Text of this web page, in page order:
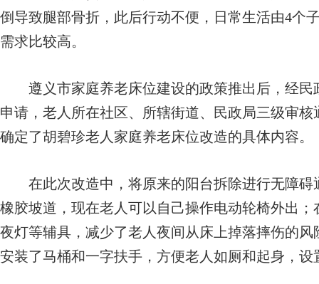
倒导致腿部骨折，此后行动不便，日常生活由4个
需求比较高。
遵义市家庭养老床位建设的政策推出后，经民
申请，老人所在社区、所辖街道、民政局三级审
确定了胡碧珍老人家庭养老床位改造的具体内容。
在此次改造中，将原来的阳台拆除进行无障碍
橡胶坡道，现在老人可以自己操作电动轮椅外出
夜灯等辅具，减少了老人夜间从床上掉落摔伤的
安装了马桶和一字扶手，方便老人如厕和起身，